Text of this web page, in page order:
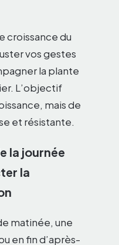
croissance du
vos gestes
la plante
L’objectif
mais de
et résistante.
la journée
la
matinée, une
en fin d’après-